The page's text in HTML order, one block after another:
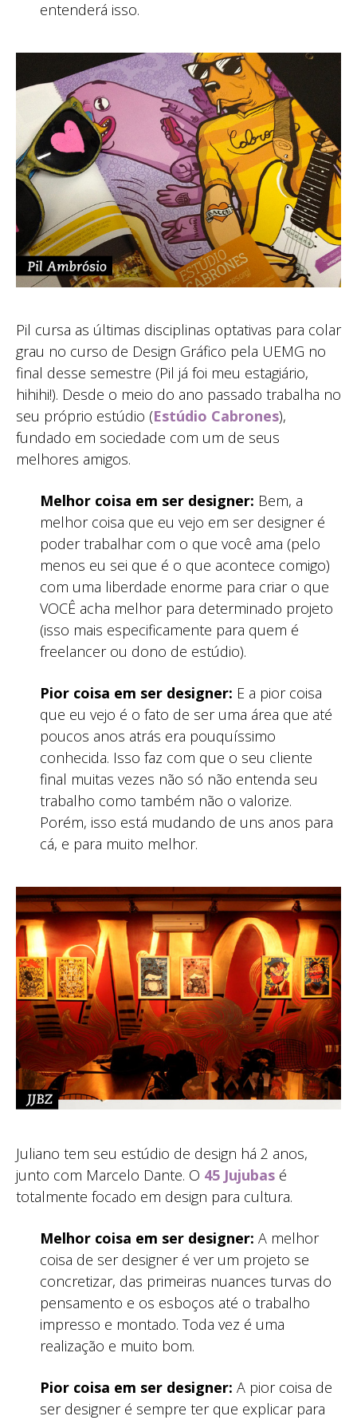
entenderá isso.
Pil cursa as últimas disciplinas optativas para colar
grau no curso de Design Gráfico pela UEMG no
final desse semestre (Pil já foi meu estagiário,
hihihi!). Desde o meio do ano passado trabalha no
seu próprio estúdio (Estúdio Cabrones),
fundado em sociedade com um de seus
melhores amigos.
Melhor coisa em ser designer: Bem, a
melhor coisa que eu vejo em ser designer é
poder trabalhar com o que você ama (pelo
menos eu sei que é o que acontece comigo)
com uma liberdade enorme para criar o que
VOCÊ acha melhor para determinado projeto
(isso mais especificamente para quem é
freelancer ou dono de estúdio).
Pior coisa em ser designer: E a pior coisa
que eu vejo é o fato de ser uma área que até
poucos anos atrás era pouquíssimo
conhecida. Isso faz com que o seu cliente
final muitas vezes não só não entenda seu
trabalho como também não o valorize.
Porém, isso está mudando de uns anos para
cá, e para muito melhor.
Juliano tem seu estúdio de design há 2 anos,
junto com Marcelo Dante. O 45 Jujubas é
totalmente focado em design para cultura.
Melhor coisa em ser designer: A melhor
coisa de ser designer é ver um projeto se
concretizar, das primeiras nuances turvas do
pensamento e os esboços até o trabalho
impresso e montado. Toda vez é uma
realização e muito bom.
Pior coisa em ser designer: A pior coisa de
ser designer é sempre ter que explicar para